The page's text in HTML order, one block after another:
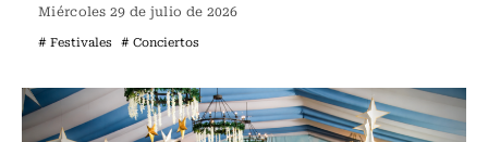
Miércoles 29 de julio de 2026
# Festivales # Conciertos